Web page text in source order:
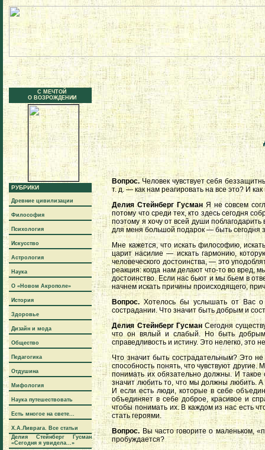
С МЕЧТОЙ
О ВОЗРОЖДЕНИИ
РУБРИКИ
Древние цивилизации
Философия
Психология
Искусство
Астрология
Наука
О «Новом Акрополе»
История
Здоровье
Дизайн и мода
Общество
Педагогика
Отдушина
Мифология
Наука путешествовать
Есть многое на свете...
Х.А.Ливрага. Все статьи
Делия Стейнберг Гусман
«Сегодня я увидела...»
Вопрос.Человек чувствует себя
т. д. — как нам реагировать на все это? И
Делия Стейнберг ГусманЯ не совсем
потому что среди тех, кто здесь сегодня
поэтому я хочу от всей души
для меня большой подарок — быть сегодня
Мне кажется, что искать философию,
царит насилие — искать гармонию,
человеческого достоинства, — это
реакция: когда нам делают что-то во вред,
достоинство. Если нас бьют и мы бьем в
начнем искать причины происходящего,
Вопрос. Хотелось бы услышать от Вас о
сострадании. Что значит быть добрым и
Делия Стейнберг ГусманСегодня
что он вялый и слабый. Но быть добрым
справедливость и истину. Это нелегко, это
Что значит быть сострадательным? Это
способность понять, что чувствуют
понимать их обязательно должны. И
значит любить то, что мы должны любить.
И если есть люди, которые в себе
объединяет в себе доброе, красивое и
чтобы понимать их. В каждом из нас есть
стать героями.
Вопрос. Вы часто говорите о маленьком,
пробуждается?